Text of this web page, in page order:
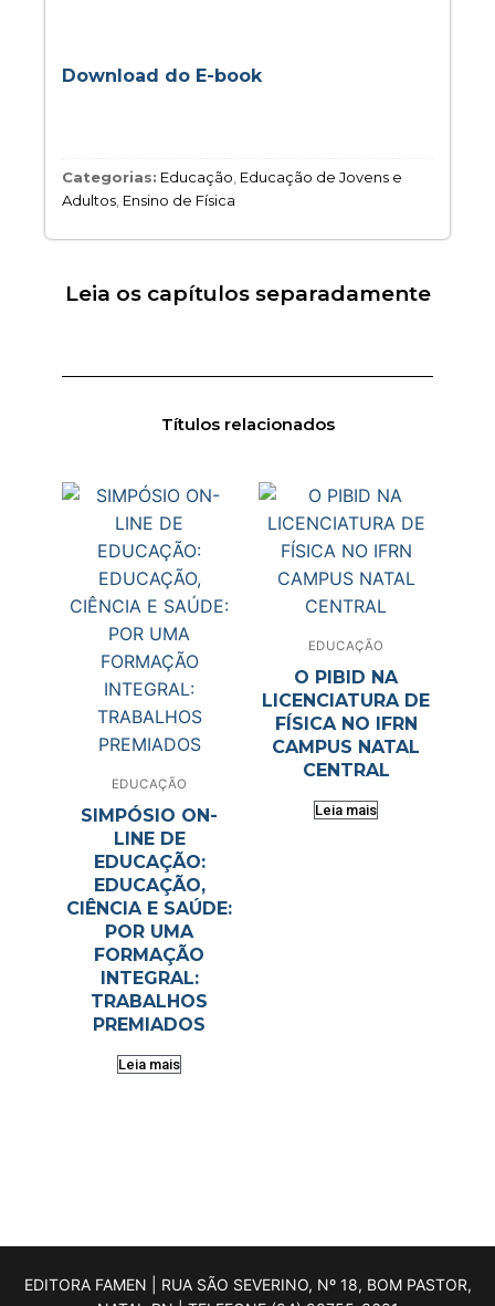
Download do E-book
Categorias: Educação Educação de Jovens e
Adultos Ensino de Física
Leia os capítulos separadamente
Títulos relacionados
EDUCAÇÃO
SIMPÓSIO ON-
LINE DE
EDUCAÇÃO:
EDUCAÇÃO,
CIÊNCIA E SAÚDE:
POR UMA
FORMAÇÃO
INTEGRAL:
TRABALHOS
PREMIADOS
Leia mais
EDUCAÇÃO
O PIBID NA
LICENCIATURA DE
FÍSICA NO IFRN
CAMPUS NATAL
CENTRAL
Leia mais
EDITORA FAMEN | RUA SÃO SEVERINO, Nº 18, BOM PASTOR,